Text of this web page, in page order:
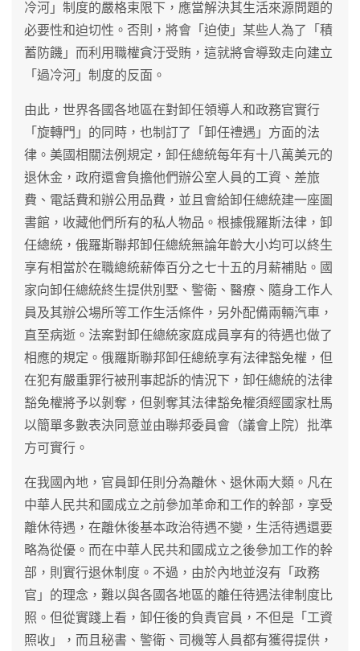
冷河」制度的嚴格束限下，應當解決其生活來源問題的
必要性和迫切性。否則，將會「迫使」某些人為了「積
蓄防饑」而利用職權貪汙受賄，這就將會導致走向建立
「過冷河」制度的反面。
由此，世界各國各地區在對卸任領導人和政務官實行
「旋轉門」的同時，也制訂了「卸任禮遇」方面的法
律。美國相關法例規定，卸任總統每年有十八萬美元的
退休金，政府還會負擔他們辦公室人員的工資、差旅
費、電話費和辦公用品費，並且會給卸任總統建一座圖
書館，收藏他們所有的私人物品。根據俄羅斯法律，卸
任總統，俄羅斯聯邦卸任總統無論年齡大小均可以終生
享有相當於在職總統薪俸百分之七十五的月薪補貼。國
家向卸任總統終生提供別墅、警衛、醫療、隨身工作人
員及其辦公場所等工作生活條件，另外配備兩輛汽車，
直至病逝。法案對卸任總統家庭成員享有的待遇也做了
相應的規定。俄羅斯聯邦卸任總統享有法律豁免權，但
在犯有嚴重罪行被刑事起訴的情況下，卸任總統的法律
豁免權將予以剝奪，但剝奪其法律豁免權須經國家杜馬
以簡單多數表決同意並由聯邦委員會（議會上院）批準
方可實行。
在我國內地，官員卸任則分為離休、退休兩大類。凡在
中華人民共和國成立之前參加革命和工作的幹部，享受
離休待遇，在離休後基本政治待遇不變，生活待遇還要
略為從優。而在中華人民共和國成立之後參加工作的幹
部，則實行退休制度。不過，由於內地並沒有「政務
官」的理念，難以與各國各地區的離任待遇法律制度比
照。但從實踐上看，卸任後的負責官員，不但是「工資
照收」，而且秘書、警衛、司機等人員都有獲得提供，